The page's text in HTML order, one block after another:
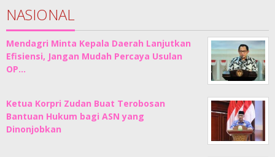
NASIONAL
Mendagri Minta Kepala Daerah Lanjutkan
Efisiensi, Jangan Mudah Percaya Usulan
OP…
Ketua Korpri Zudan Buat Terobosan
Bantuan Hukum bagi ASN yang
Dinonjobkan